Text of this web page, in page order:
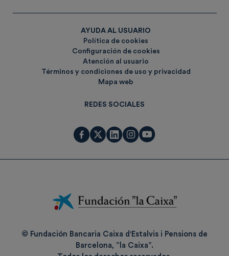
AYUDA AL USUARIO
Política de cookies
Configuración de cookies
Atención al usuario
Términos y condiciones de uso y privacidad
Mapa web
REDES SOCIALES
Fundación
La
© Fundación Bancaria Caixa d'Estalvis i Pensions de
Barcelona, ”la Caixa”.